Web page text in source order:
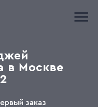
в Москве
заказ